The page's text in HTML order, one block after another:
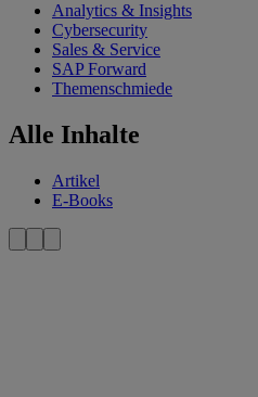
Analytics & Insights
Cybersecurity
Sales & Service
SAP Forward
Themenschmiede
Alle Inhalte
Artikel
E-Books